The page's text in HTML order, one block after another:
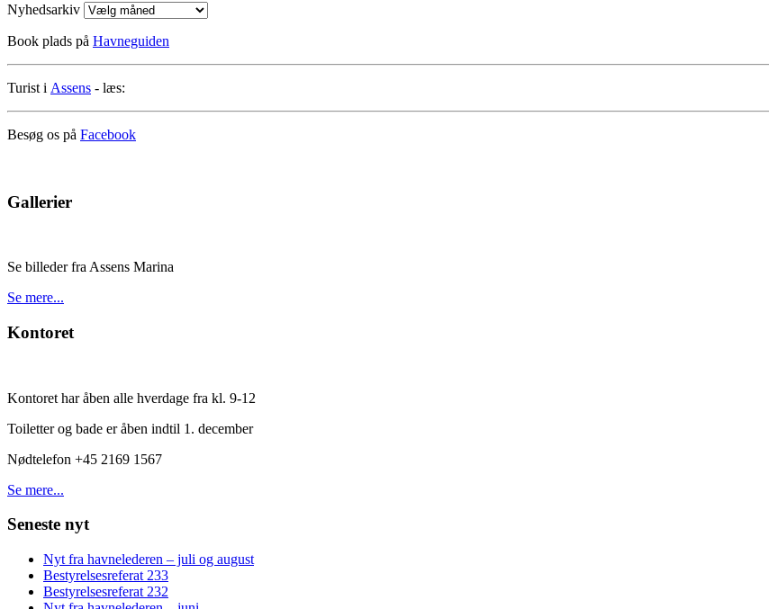
Nyhedsarkiv
Book plads på Havneguiden
Turist i Assens - læs:
Besøg os på Facebook
Gallerier
Se billeder fra Assens Marina
Se mere...
Kontoret
Kontoret har åben alle hverdage fra kl. 9-12
Toiletter og bade er åben indtil 1. december
Nødtelefon +45 2169 1567
Se mere...
Seneste nyt
Nyt fra havnelederen – juli og august
Bestyrelsesreferat 233
Bestyrelsesreferat 232